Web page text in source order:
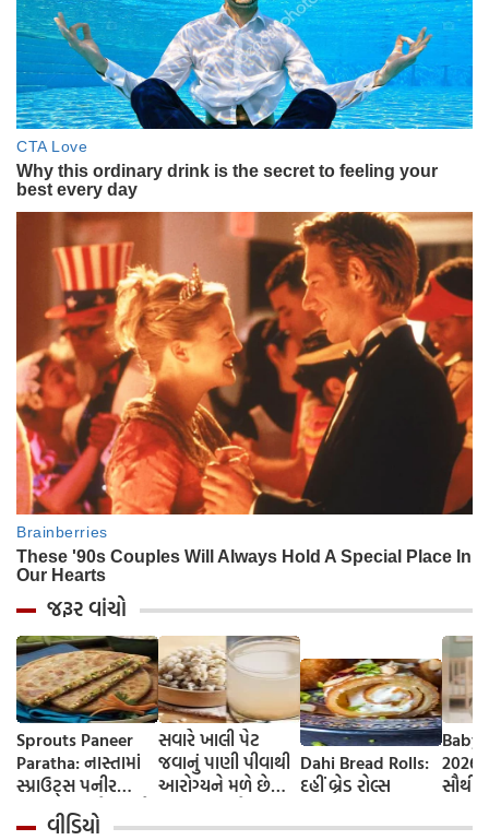
જરૂર વાંચો
Sprouts Paneer
Paratha: નાસ્તામાં
સ્પ્રાઉટ્સ પનીર
પરાઠા બનાવો, તમને
પ્રોટીનનો ડબલ ડોઝ
સવારે ખાલી પેટ
જવાનું પાણી પીવાથી
આરોગ્યને મળે છે
જાણીએ તેના ફાયદા
Dahi Bread Rolls:
દહીં બ્રેડ રોલ્સ
Baby
વીડિયો